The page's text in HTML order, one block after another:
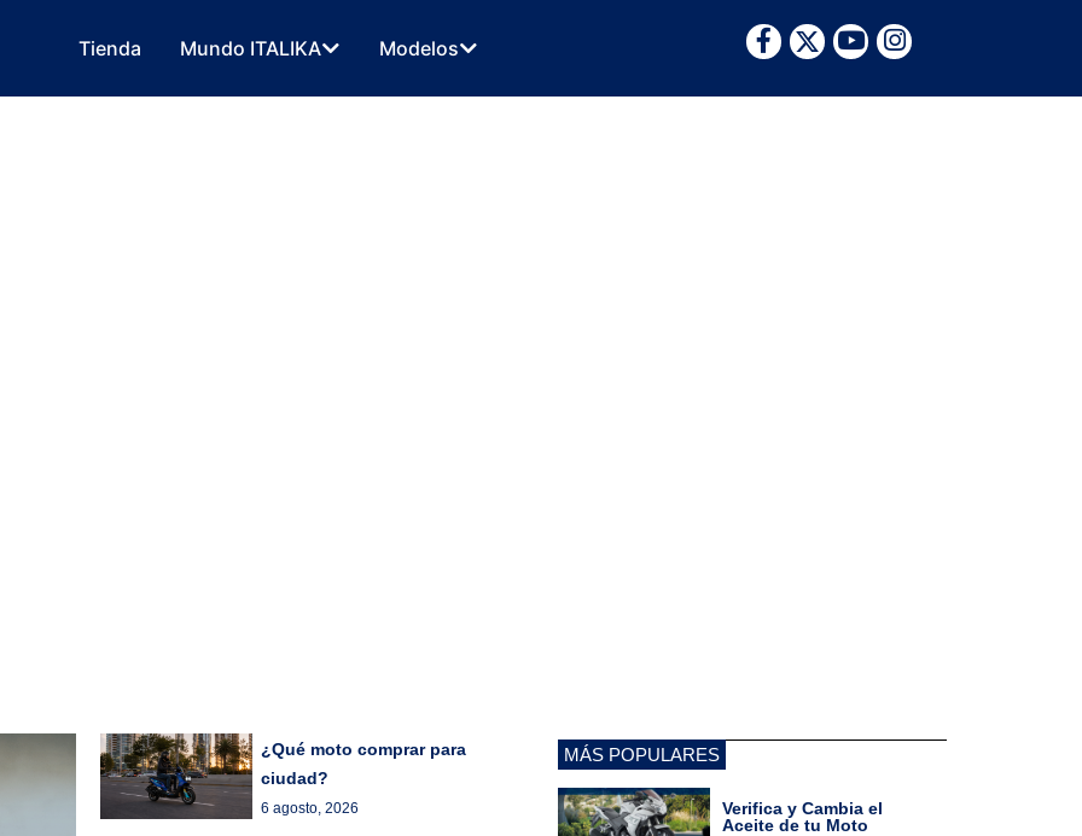
Tienda Mundo ITALIKA Modelos
¿Qué moto comprar para
ciudad?
6 agosto, 2026
MÁS POPULARES
Verifica y Cambia el
Aceite de tu Moto